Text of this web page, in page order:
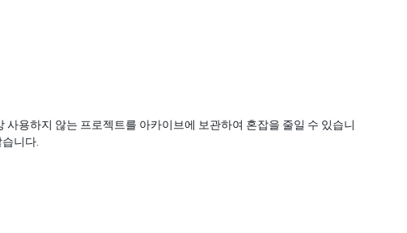
용하지 않는 프로젝트를 아카이브에 보관하여 혼잡을 줄일 수 있습니
니다.